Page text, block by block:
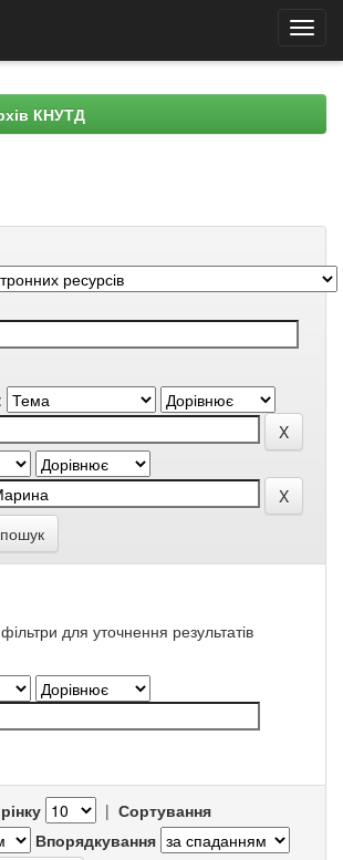
КНУТД
для уточнення результатів
| Сортування
Впорядкування